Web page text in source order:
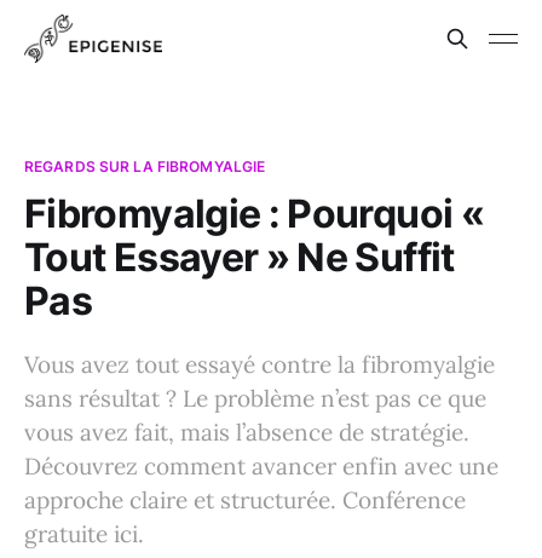
REGARDS SUR LA FIBROMYALGIE
Fibromyalgie : Pourquoi «
Tout Essayer » Ne Suffit
Pas
Vous avez tout essayé contre la fibromyalgie
sans résultat ? Le problème n’est pas ce que
vous avez fait, mais l’absence de stratégie.
Découvrez comment avancer enfin avec une
approche claire et structurée. Conférence
gratuite ici.